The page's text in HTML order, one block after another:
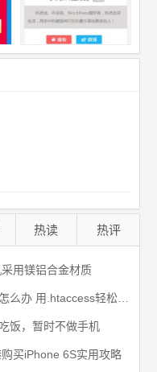
热读 热评
用镁铝合金材质
办 用.htaccess轻松解决
饭，暂时不做手机
买iPhone 6S实用攻略